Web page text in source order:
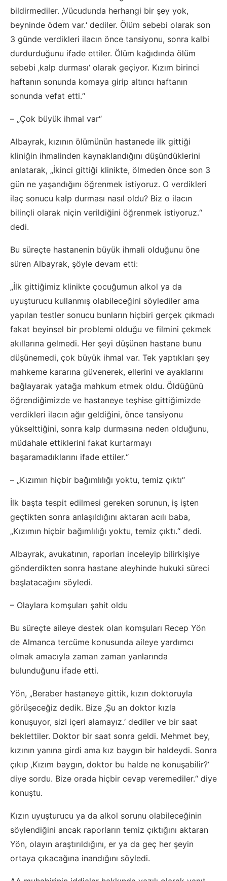
bildirmediler. ‚Vücudunda herhangi bir şey yok,
beyninde ödem var.‘ dediler. Ölüm sebebi olarak son
3 günde verdikleri ilacın önce tansiyonu, sonra kalbi
durdurduğunu ifade ettiler. Ölüm kağıdında ölüm
sebebi ‚kalp durması‘ olarak geçiyor. Kızım birinci
haftanın sonunda komaya girip altıncı haftanın
sonunda vefat etti.“
– „Çok büyük ihmal var“
Albayrak, kızının ölümünün hastanede ilk gittiği
kliniğin ihmalinden kaynaklandığını düşündüklerini
anlatarak, „İkinci gittiği klinikte, ölmeden önce son 3
gün ne yaşandığını öğrenmek istiyoruz. O verdikleri
ilaç sonucu kalp durması nasıl oldu? Biz o ilacın
bilinçli olarak niçin verildiğini öğrenmek istiyoruz.“
dedi.
Bu süreçte hastanenin büyük ihmali olduğunu öne
süren Albayrak, şöyle devam etti:
„İlk gittiğimiz klinikte çocuğumun alkol ya da
uyuşturucu kullanmış olabileceğini söylediler ama
yapılan testler sonucu bunların hiçbiri gerçek çıkmadı
fakat beyinsel bir problemi olduğu ve filmini çekmek
akıllarına gelmedi. Her şeyi düşünen hastane bunu
düşünemedi, çok büyük ihmal var. Tek yaptıkları şey
mahkeme kararına güvenerek, ellerini ve ayaklarını
bağlayarak yatağa mahkum etmek oldu. Öldüğünü
öğrendiğimizde ve hastaneye teşhise gittiğimizde
verdikleri ilacın ağır geldiğini, önce tansiyonu
yükselttiğini, sonra kalp durmasına neden olduğunu,
müdahale ettiklerini fakat kurtarmayı
başaramadıklarını ifade ettiler.“
– „Kızımın hiçbir bağımlılığı yoktu, temiz çıktı“
İlk başta tespit edilmesi gereken sorunun, iş işten
geçtikten sonra anlaşıldığını aktaran acılı baba,
„Kızımın hiçbir bağımlılığı yoktu, temiz çıktı.“ dedi.
Albayrak, avukatının, raporları inceleyip bilirkişiye
gönderdikten sonra hastane aleyhinde hukuki süreci
başlatacağını söyledi.
– Olaylara komşuları şahit oldu
Bu süreçte aileye destek olan komşuları Recep Yön
de Almanca tercüme konusunda aileye yardımcı
olmak amacıyla zaman zaman yanlarında
bulunduğunu ifade etti.
Yön, „Beraber hastaneye gittik, kızın doktoruyla
görüşeceğiz dedik. Bize ‚Şu an doktor kızla
konuşuyor, sizi içeri alamayız.‘ dediler ve bir saat
beklettiler. Doktor bir saat sonra geldi. Mehmet bey,
kızının yanına girdi ama kız baygın bir haldeydi. Sonra
çıkıp ‚Kızım baygın, doktor bu halde ne konuşabilir?‘
diye sordu. Bize orada hiçbir cevap veremediler.“ diye
konuştu.
Kızın uyuşturucu ya da alkol sorunu olabileceğinin
söylendiğini ancak raporların temiz çıktığını aktaran
Yön, olayın araştırıldığını, er ya da geç her şeyin
ortaya çıkacağına inandığını söyledi.